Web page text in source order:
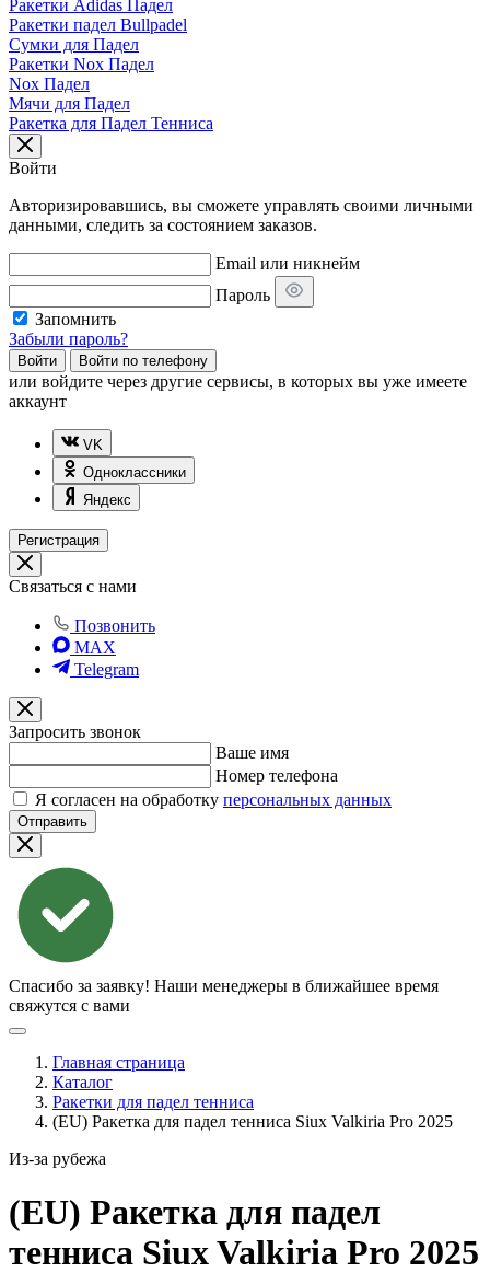
Ракетки Adidas Падел
Ракетки падел Bullpadel
Сумки для Падел
Ракетки Nox Падел
Nox Падел
Мячи для Падел
Ракетка для Падел Тенниса
Войти
Авторизировавшись, вы сможете управлять своими личными
данными, следить за состоянием заказов.
Email или никнейм
Пароль
Запомнить
Забыли пароль?
Войти Войти по телефону
или войдите через другие сервисы, в которых вы уже имеете
аккаунт
VK
Одноклассники
Яндекс
Регистрация
Связаться с нами
Позвонить
MAX
Telegram
Запросить звонок
Ваше имя
Номер телефона
Я согласен на обработку персональных данных
Отправить
Спасибо за заявку! Наши менеджеры в ближайшее время
свяжутся с вами
Главная страница
Каталог
Ракетки для падел тенниса
(EU) Ракетка для падел тенниса Siux Valkiria Pro 2025
Из-за рубежа
(EU) Ракетка для падел
тенниса Siux Valkiria Pro 2025